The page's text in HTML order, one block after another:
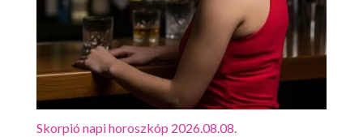
Skorpió napi horoszkóp 2026.08.08.